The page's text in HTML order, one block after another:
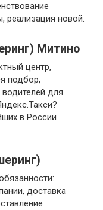
реализация новой.
Митино
центр,
подбор,
для
в России
доставка